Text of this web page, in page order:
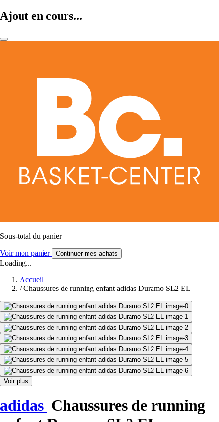
Ajout en cours...
Sous-total du panier
Voir mon panier Continuer mes achats
Loading...
Accueil
/ Chaussures de running enfant adidas Duramo SL2 EL
Voir plus
adidas Chaussures de running